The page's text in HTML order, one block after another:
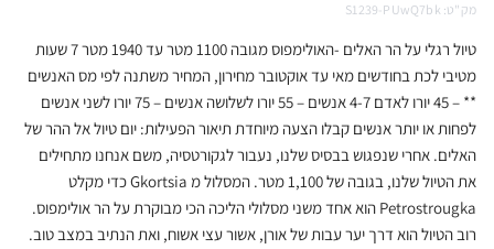
מק"ט: S1239-PUwQ7bk
טיול רגלי על הר האלים -האולימפוס מגובה 1100 מטר עד 1940 מטר 7 שעות
מטיבי לכת בחודשים מאי עד אוקטובר מחירון, המחיר משתנה לפי מס האנשים
** – 45 יורו לאדם 4-7 אנשים – 55 יורו לשלושה אנשים – 75 יורו לשני אנשים
לפחות או יותר אנשים קבלו הצעה מיוחדת תיאור הפעילות: יום טיול אל ההר של
האלים. אחרי שנפגוש בבסיס שלנו, נעבור לגקורטסיה, משם אנחנו מתחילים
את הטיול שלנו, בגובה של 1,100 מטר. המסלול מ Gkortsia כדי מקלט
Petrostrougka הוא אחד משני מסלולי הליכה הכי מבוקרת על הר אולימפוס.
רוב הטיול הוא דרך יער עבות של אורן, אשור עצי אשוח, ואת הנתיב במצב טוב.